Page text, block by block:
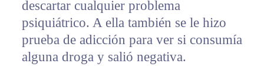
descartar cualquier problema
psiquiátrico. A ella también se le hizo
prueba de adicción para ver si consumía
alguna droga y salió negativa.